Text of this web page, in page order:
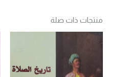
منتجات ذات صلة